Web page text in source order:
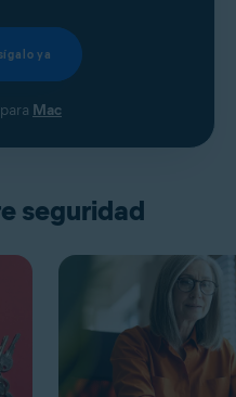
ya
Mac
seguridad